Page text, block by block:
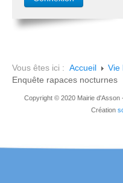
Vous êtes ici : Accueil
Vie
Enquête rapaces nocturnes
Copyright © 2020 Mairie d'Asson
Création